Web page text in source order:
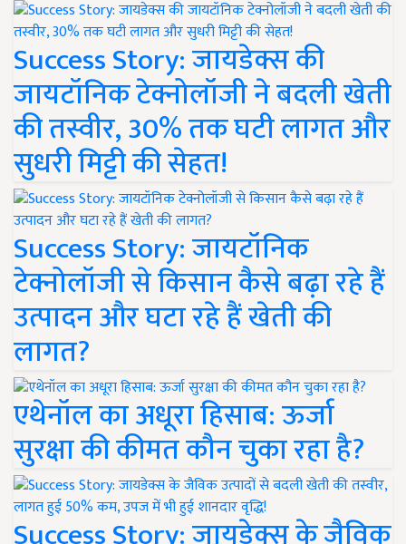
Success Story: जायडेक्स की
जायटॉनिक टेक्नोलॉजी ने बदली खेती
की तस्वीर, 30% तक घटी लागत और
सुधरी मिट्टी की सेहत!
Success Story: जायटॉनिक
टेक्नोलॉजी से किसान कैसे बढ़ा रहे हैं
उत्पादन और घटा रहे हैं खेती की
लागत?
एथेनॉल का अधूरा हिसाब: ऊर्जा
सुरक्षा की कीमत कौन चुका रहा है?